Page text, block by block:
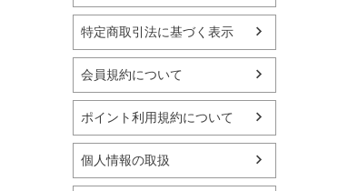
バレーボール
フィットネス用品
スイミング用品
マリン
スケートボード
野球・ソフトボール
ゴルフ
卓球用品
特定商取引法に基づく表示
会員規約について
ポイント利用規約について
個人情報の取扱